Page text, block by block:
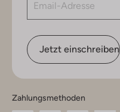
Jetzt einschreiben
Zahlungsmethoden